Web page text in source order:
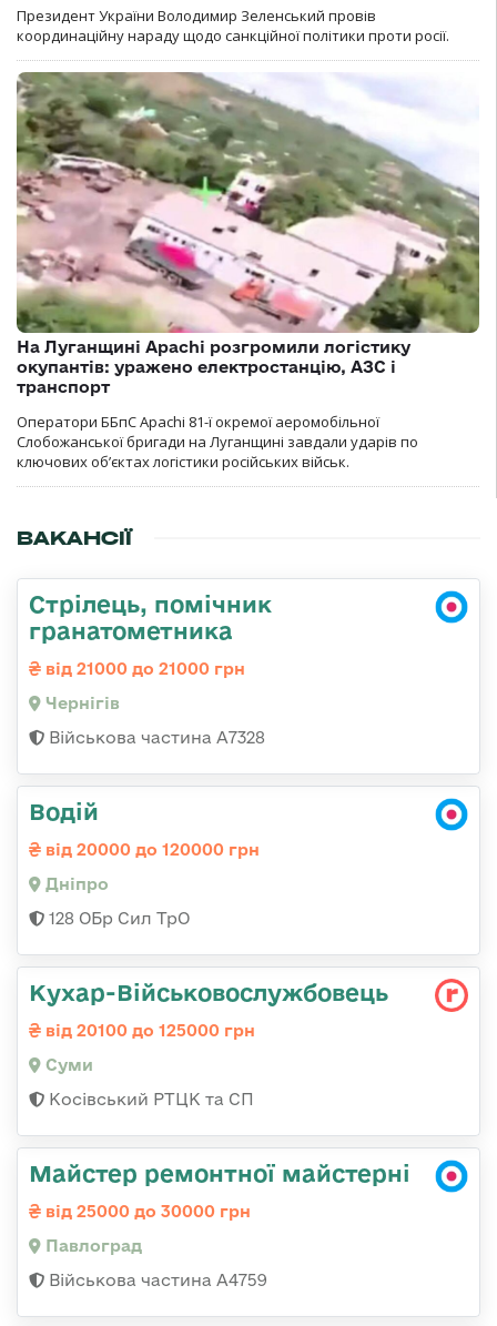
Президент України Володимир Зеленський провів
координаційну нараду щодо санкційної політики проти росії.
На Луганщині Apachi розгромили логістику
окупантів: уражено електростанцію, АЗС і
транспорт
Оператори ББпС Apachi 81-ї окремої аеромобільної
Слобожанської бригади на Луганщині завдали ударів по
ключових об’єктах логістики російських військ.
ВАКАНСІЇ
Стрілець, помічник
гранатометника
від 21000 до 21000 грн
Чернігів
Військова частина А7328
Водій
від 20000 до 120000 грн
Дніпро
128 ОБр Сил ТрО
Кухар-Військовослужбовець
від 20100 до 125000 грн
Суми
Косівський РТЦК та СП
Майстер ремонтної майстерні
від 25000 до 30000 грн
Павлоград
Військова частина А4759